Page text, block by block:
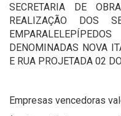
SECRETARIA DE
REALIZAÇÃO DOS
DENOMINADAS NOVA
E RUA PROJETADA 02
Empresas vencedoras